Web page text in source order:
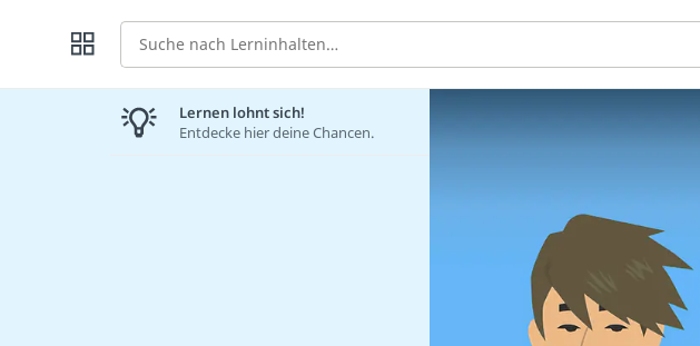
Suche
Lernen lohnt sich!
Entdecke hier deine Chancen.